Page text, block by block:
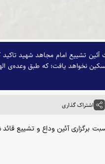
آئین تشییع امام مجاهد شهید
نخواهد یافت؛ که طبق وعده‌ی
اشتراک گذاری
برگزاری آئین وداع و تشییع